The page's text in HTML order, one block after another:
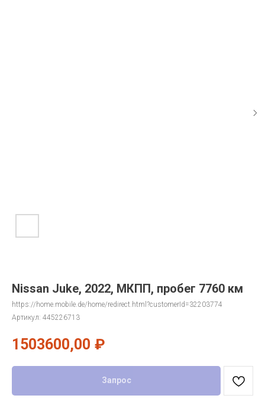
Nissan Juke, 2022, МКПП, пробег 7760 км
https://home.mobile.de/home/redirect.html?customerId=32203774
Артикул: 445226713
1503600,00 ₽
Запрос